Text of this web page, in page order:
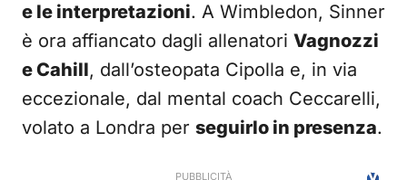
e le interpretazioni. A Wimbledon, Sinner
è ora affiancato dagli allenatori Vagnozzi
e Cahill, dall’osteopata Cipolla e, in via
eccezionale, dal mental coach Ceccarelli,
volato a Londra per seguirlo in presenza.